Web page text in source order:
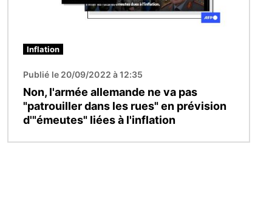
Inflation
Publié le 20/09/2022 à 12:35
Non, l'armée allemande ne va pas
"patrouiller dans les rues" en prévision
d'"émeutes" liées à l'inflation